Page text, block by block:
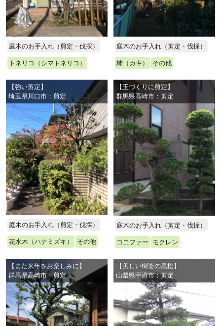
庭木のお手入れ（剪定・伐採）
トネリコ（シマトネリコ）
庭木のお手入れ（剪定・伐採）
柿（カキ） その他
【強い剪定】
埼玉県川口市：剪定
庭木のお手入れ（剪定・伐採）
花水木（ハナミズキ） その他
【玉づくりに剪定】
群馬県高崎市：剪定
庭木のお手入れ（剪定・伐採）
コニファー モクレン
【また来年をお楽しみに】
群馬県高崎市：剪定
【美しい樹姿の黒松】
山梨県甲府市：剪定